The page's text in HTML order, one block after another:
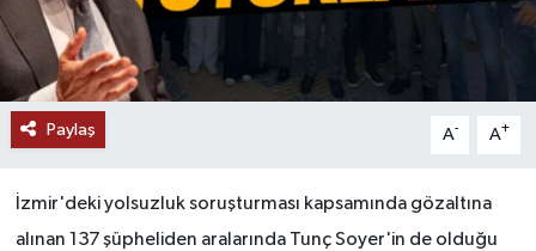
Paylaş A- A+
İzmir'deki yolsuzluk soruşturması kapsamında gözaltına
alınan 137 şüpheliden aralarında Tunç Soyer'in de olduğu